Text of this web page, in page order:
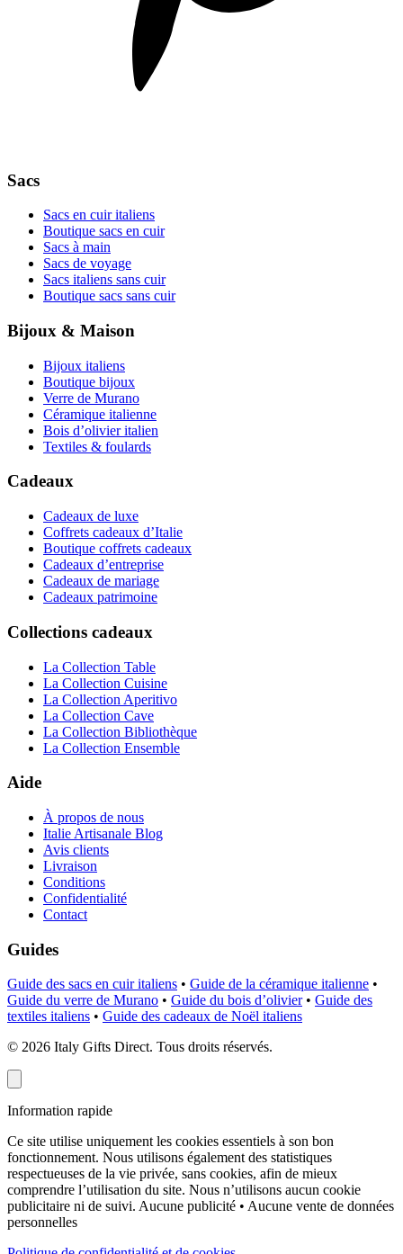
Sacs
Sacs en cuir italiens
Boutique sacs en cuir
Sacs à main
Sacs de voyage
Sacs italiens sans cuir
Boutique sacs sans cuir
Bijoux & Maison
Bijoux italiens
Boutique bijoux
Verre de Murano
Céramique italienne
Bois d’olivier italien
Textiles & foulards
Cadeaux
Cadeaux de luxe
Coffrets cadeaux d’Italie
Boutique coffrets cadeaux
Cadeaux d’entreprise
Cadeaux de mariage
Cadeaux patrimoine
Collections cadeaux
La Collection Table
La Collection Cuisine
La Collection Aperitivo
La Collection Cave
La Collection Bibliothèque
La Collection Ensemble
Aide
À propos de nous
Italie Artisanale Blog
Avis clients
Livraison
Conditions
Confidentialité
Contact
Guides
Guide des sacs en cuir italiens • Guide de la céramique italienne •
Guide du verre de Murano • Guide du bois d’olivier • Guide des
textiles italiens • Guide des cadeaux de Noël italiens
© 2026 Italy Gifts Direct. Tous droits réservés.
Information rapide
Ce site utilise uniquement les cookies essentiels à son bon
fonctionnement. Nous utilisons également des statistiques
respectueuses de la vie privée, sans cookies, afin de mieux
comprendre l’utilisation du site. Nous n’utilisons aucun cookie
publicitaire ni de suivi. Aucune publicité • Aucune vente de données
personnelles